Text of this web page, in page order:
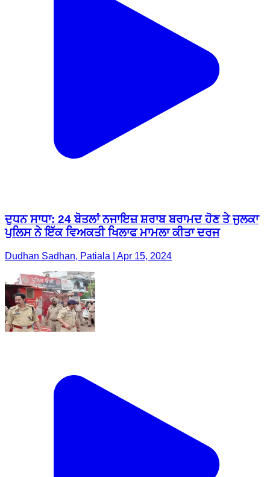
ਦੁਧਨ ਸਾਧਾ: 24 ਬੋਤਲਾਂ ਨਜਾਇਜ਼ ਸ਼ਰਾਬ ਬਰਾਮਦ ਹੋਣ ਤੇ ਜੁਲਕਾ
ਪੁਲਿਸ ਨੇ ਇੱਕ ਵਿਅਕਤੀ ਖਿਲਾਫ ਮਾਮਲਾ ਕੀਤਾ ਦਰਜ
Dudhan Sadhan, Patiala | Apr 15, 2024